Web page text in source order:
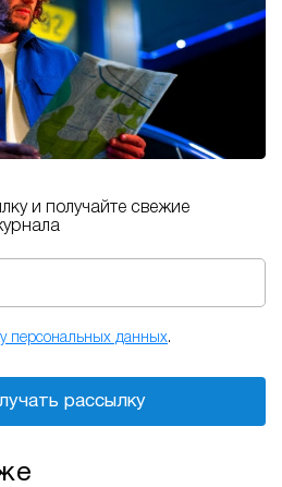
и получайте свежие
персональных данных.
рассылку